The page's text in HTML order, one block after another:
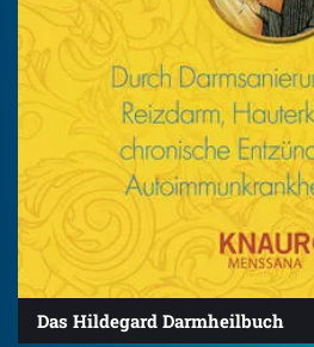
Das Hildegard Darmheilbuch